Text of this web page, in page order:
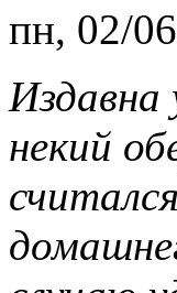
пн, 02/
Издавна
некий